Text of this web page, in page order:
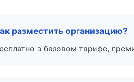
разместить организацию?
в базовом тарифе,